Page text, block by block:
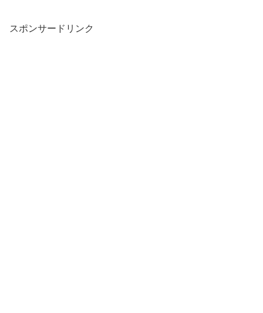
スポンサードリンク